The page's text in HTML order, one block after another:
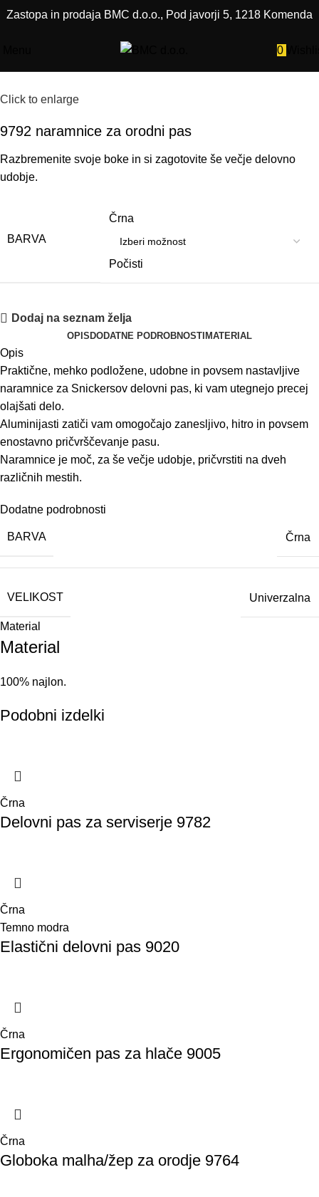
Zastopa in prodaja BMC d.o.o., Pod javorji 5, 1218 Komenda
0
Click to enlarge
9792 naramnice za orodni pas
Razbremenite svoje boke in si zagotovite še večje delovno
udobje.
BARVA
Črna
Počisti
Dodaj na seznam želja
OPIS DODATNE PODROBNOSTI MATERIAL
Opis
Praktične, mehko podložene, udobne in povsem nastavljive
naramnice za Snickersov delovni pas, ki vam utegnejo precej
olajšati delo.
Aluminijasti zatiči vam omogočajo zanesljivo, hitro in povsem
enostavno pričvrščevanje pasu.
Naramnice je moč, za še večje udobje, pričvrstiti na dveh
različnih mestih.
Dodatne podrobnosti
BARVA Črna
VELIKOST Univerzalna
Material
Material
100% najlon.
Podobni izdelki
Črna
Delovni pas za serviserje 9782
Črna
Temno modra
Elastični delovni pas 9020
Črna
Ergonomičen pas za hlače 9005
Črna
Globoka malha/žep za orodje 9764